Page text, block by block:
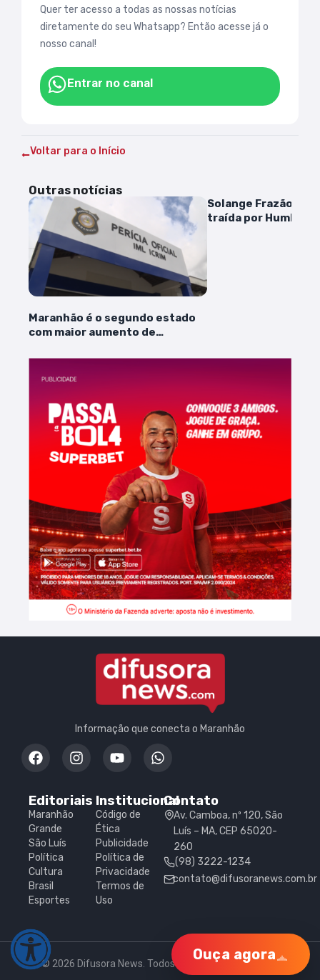
Quer ter acesso a todas as nossas notícias
diretamente do seu Whatsapp? Então acesse já o
nosso canal!
Entrar no canal
Voltar para o Início
Outras notícias
Maranhão é o segundo estado
com maior aumento de
Solange Frazão diz
traída por
Informação que conecta o Maranhão
Editoriais
Maranhão
Grande
São Luís
Política
Cultura
Brasil
Esportes
Institucional
Código de
Ética
Publicidade
Política de
Privacidade
Termos de
Uso
Contato
Av. Camboa, nº 120, São
Luís – MA, CEP 65020-
260
(98) 3222-1234
contato@difusoranews.com.br
© 2026 Difusora News. Todos os direitos reservados.
Ouça agora